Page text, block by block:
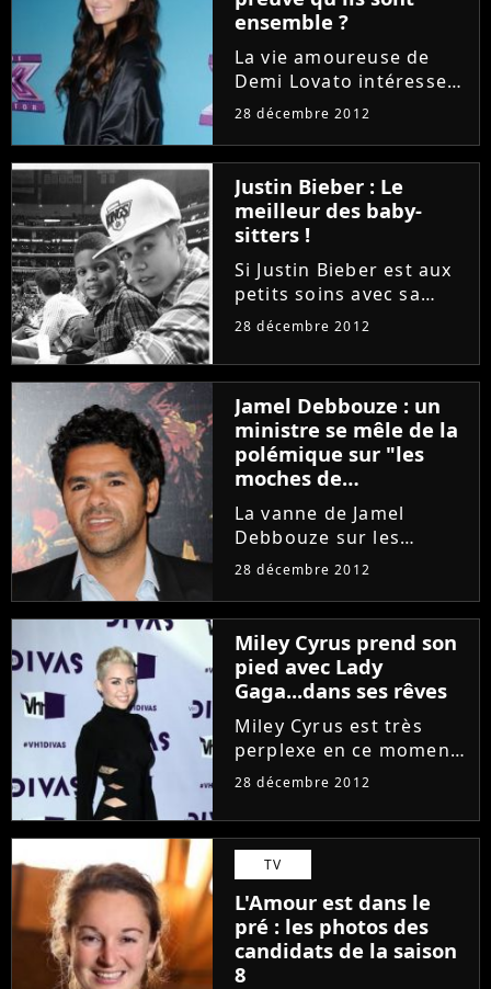
malgré tout,...
ensemble ?
La vie amoureuse de
Demi Lovato intéresse
beaucoup les médias,
été vue à plusieurs
reprises avec Wilmer
Valderrama. La star de
Give Your Heart A Break
a beau...
28 décembre 2012
Justin Bieber : Le
meilleur des baby-
sitters !
Si Justin Bieber est aux
petits soins avec sa
chérie, Selena Gomez, il
autres. Très proche de
son petit-frère et de sa
soeur, il a l'habitude de
passer du...
28 décembre 2012
Jamel Debbouze : un
ministre se mêle de la
polémique sur "les
moches de
Montbéliard"
La vanne de Jamel
Debbouze sur les
"moches" de
train de se transformer
en affaire d'Etat ? En
tout cas, la blague de
l'humoriste, lancée
pendant son spectacle...
28 décembre 2012
Miley Cyrus prend son
pied avec Lady
Gaga...dans ses rêves
Miley Cyrus est très
perplexe en ce moment.
Elle n'arrête pas de
cela la perturbe
beaucoup. En effet, la
punkette a avoué sur
Twitter qu'elle n'arrêtait
pas de...
28 décembre 2012
TV
L'Amour est dans le
pré : les photos des
candidats de la saison
8